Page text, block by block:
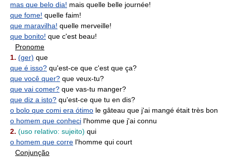
mas que belo dia! mais quelle belle journée!
que fome! quelle faim!
que maravilha! quelle merveille!
que bonito! que c'est beau!
Pronome
1. (ger) que
que é isso? qu'est-ce que c'est que ça?
que você quer? que veux-tu?
que vai comer? que vas-tu manger?
que diz a isto? qu'est-ce que tu en dis?
o bolo que comi era ótimo le gâteau que j'ai mangé était très bon
o homem que conheci l'homme que j'ai connu
2. (uso relativo: sujeito) qui
o homem que corre l'homme qui court
Conjunção